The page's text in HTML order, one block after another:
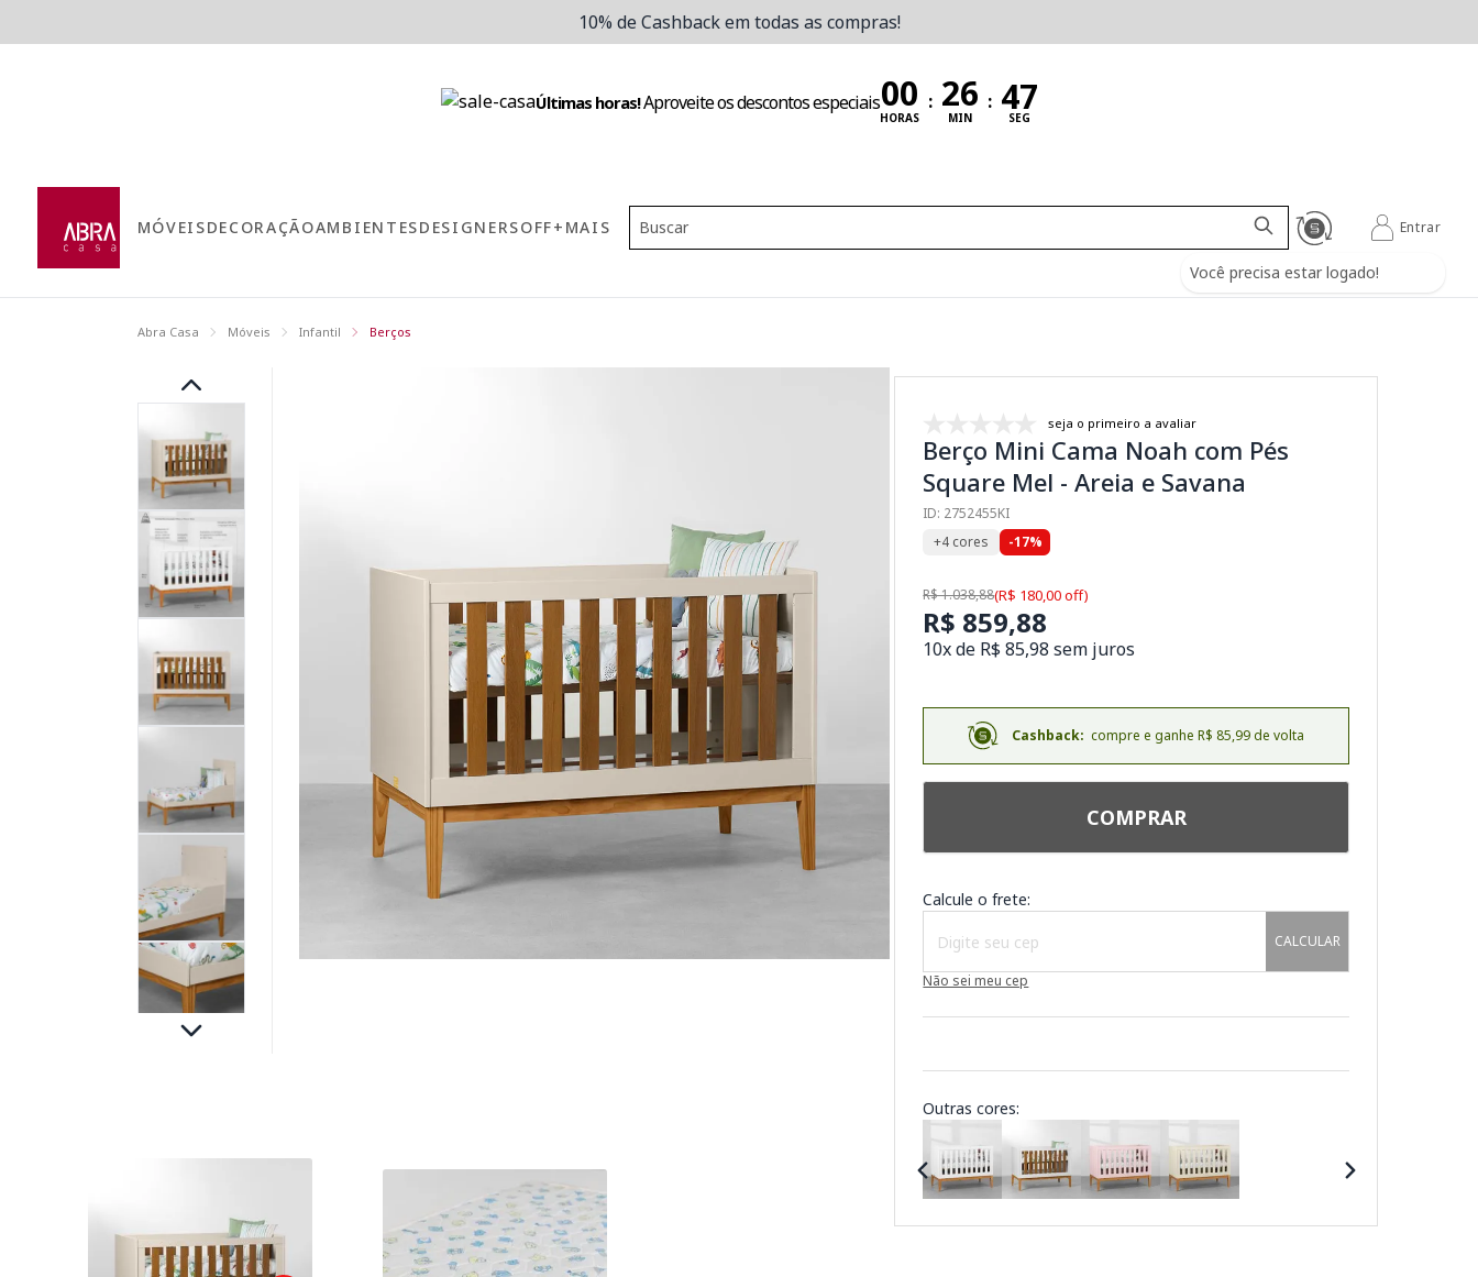
10% de Cashback em todas as compras!
Últimas horas!Aproveite os descontos especiais
HORAS
:
MIN
:
SEG
MÓVEISDECORAÇÃOAMBIENTESDESIGNERSOFF+MAIS
Você precisa estar logado!
Entrar
Abra Casa Móveis Infantil Berços
seja o primeiro a avaliar
Berço Mini Cama Noah com Pés
Square Mel - Areia e Savana
ID: 2752455KI
+4 cores
-17%
R$ 1.038,88(R$ 180,00 off)
R$ 859,88
10x de R$ 85,98 sem juros
Cashback: compre e ganhe R$ 85,99 de volta
COMPRAR
Calcule o frete:
CALCULAR
Não sei meu cep
Outras cores: